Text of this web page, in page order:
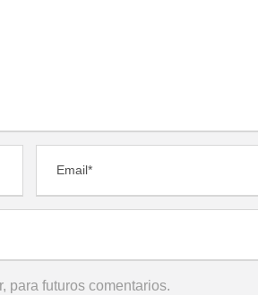
para futuros comentarios.